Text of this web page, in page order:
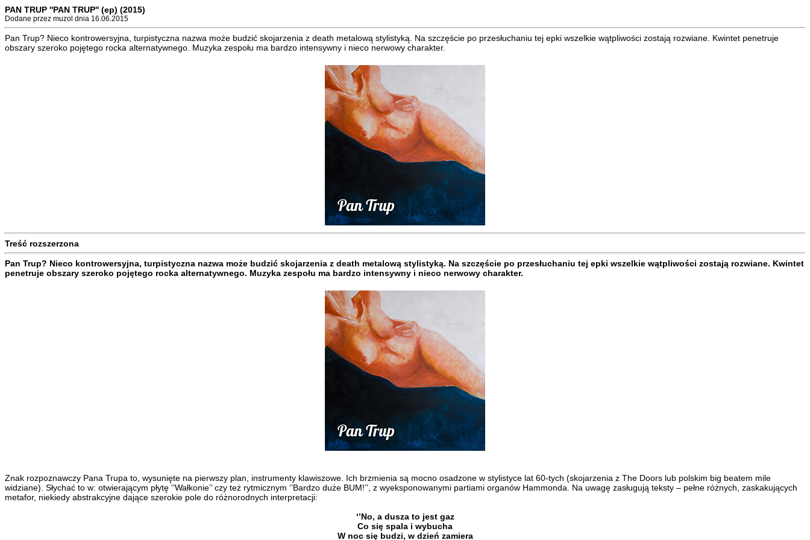
PAN TRUP ''PAN TRUP'' (ep) (2015)
Dodane przez muzol dnia 16.06.2015
Pan Trup? Nieco kontrowersyjna, turpistyczna nazwa może budzić skojarzenia z death metalową stylistyką. Na szczęście po przesłuchaniu tej epki wszelkie wątpliwości zostają rozwiane. Kwintet penetruje
obszary szeroko pojętego rocka alternatywnego. Muzyka zespołu ma bardzo intensywny i nieco nerwowy charakter.
Treść rozszerzona
Pan Trup? Nieco kontrowersyjna, turpistyczna nazwa może budzić skojarzenia z death metalową stylistyką. Na szczęście po przesłuchaniu tej epki wszelkie wątpliwości zostają rozwiane. Kwintet
penetruje obszary szeroko pojętego rocka alternatywnego. Muzyka zespołu ma bardzo intensywny i nieco nerwowy charakter.
Znak rozpoznawczy Pana Trupa to, wysunięte na pierwszy plan, instrumenty klawiszowe. Ich brzmienia są mocno osadzone w stylistyce lat 60-tych (skojarzenia z The Doors lub polskim big beatem mile
widziane). Słychać to w: otwierającym płytę ‘’Wałkonie’’ czy też rytmicznym ‘’Bardzo duże BUM!’’, z wyeksponowanymi partiami organów Hammonda. Na uwagę zasługują teksty – pełne różnych, zaskakujących
metafor, niekiedy abstrakcyjne dające szerokie pole do różnorodnych interpretacji:
‘’No, a dusza to jest gaz
Co się spala i wybucha
W noc się budzi, w dzień zamiera